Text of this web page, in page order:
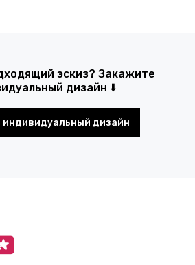
эскиз? Закажите
дизайн ⬇️
индивидуальный дизайн